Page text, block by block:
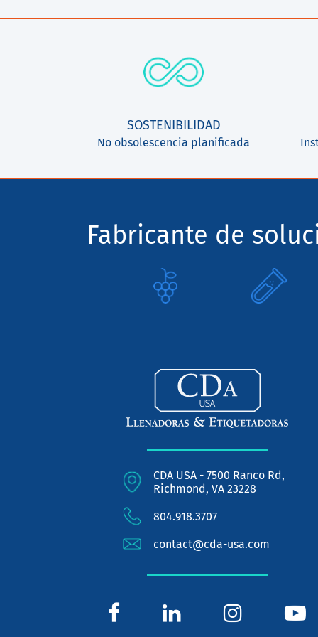
SOSTENIBILIDAD
No obsolescencia planificada
Fabricante de
CDA USA - 7500 Ranco Rd,
Richmond, VA 23228
804.918.3707
contact@cda-usa.com